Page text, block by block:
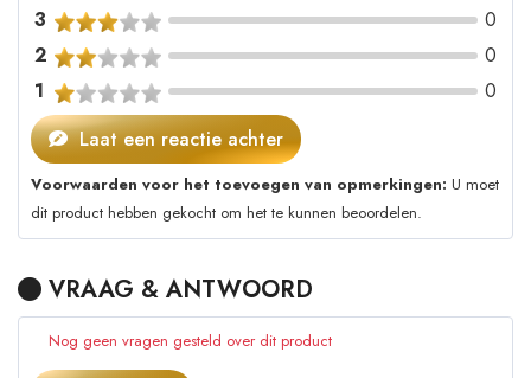
3
0
2
0
1
0
Laat een reactie achter
Voorwaarden voor het toevoegen van opmerkingen: U moet
dit product hebben gekocht om het te kunnen beoordelen.
VRAAG & ANTWOORD
Nog geen vragen gesteld over dit product